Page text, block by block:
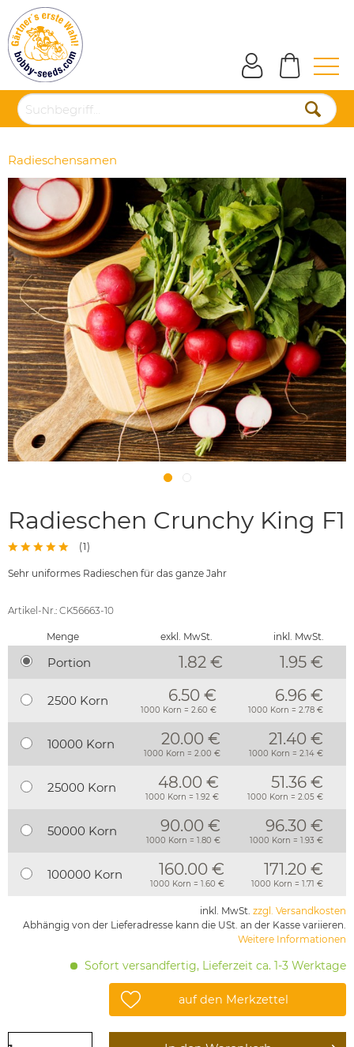
Radieschensamen
Radieschen Crunchy King F1
(1)
Sehr uniformes Radieschen für das ganze Jahr
Artikel-Nr.: CK56663-10
Menge exkl. MwSt. inkl. MwSt.
Portion 1.82 € 1.95 €
2500 Korn 6.50 €
1000 Korn = 2.60 €
6.96 €
1000 Korn = 2.78 €
10000 Korn 20.00 €
1000 Korn = 2.00 €
21.40 €
1000 Korn = 2.14 €
25000 Korn 48.00 €
1000 Korn = 1.92 €
51.36 €
1000 Korn = 2.05 €
50000 Korn 90.00 €
1000 Korn = 1.80 €
96.30 €
1000 Korn = 1.93 €
100000 Korn 160.00 €
1000 Korn = 1.60 €
171.20 €
1000 Korn = 1.71 €
inkl. MwSt. zzgl. Versandkosten
Abhängig von der Lieferadresse kann die USt. an der Kasse variieren.
Weitere Informationen
Sofort versandfertig, Lieferzeit ca. 1-3 Werktage
auf den Merkzettel